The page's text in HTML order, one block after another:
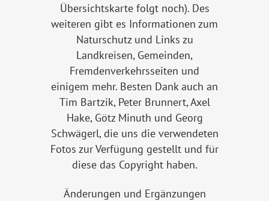
Übersichtskarte folgt noch). Des
weiteren gibt es Informationen zum
Naturschutz und Links zu
Landkreisen, Gemeinden,
Fremdenverkehrsseiten und
einigem mehr. Besten Dank auch an
Tim Bartzik, Peter Brunnert, Axel
Hake, Götz Minuth und Georg
Schwägerl, die uns die verwendeten
Fotos zur Verfügung gestellt und für
diese das Copyright haben.
Änderungen und Ergänzungen